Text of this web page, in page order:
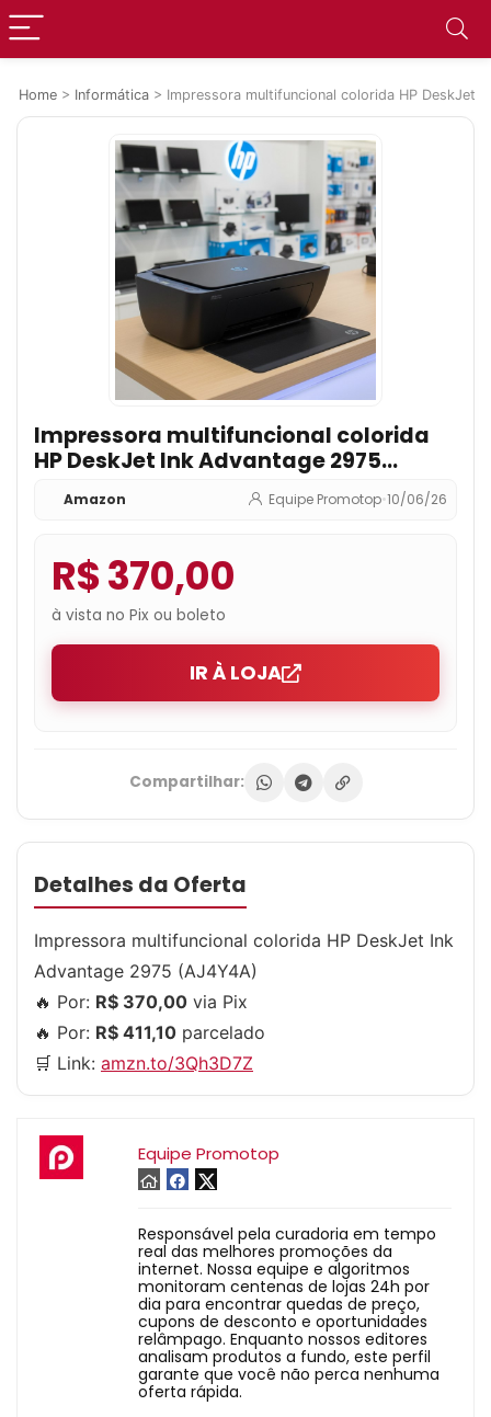
Home > Informática > Impressora multifuncional colorida HP DeskJet
Impressora multifuncional colorida
HP DeskJet Ink Advantage 2975
Amazon Equipe Promotop•10/06/26
R$ 370,00
à vista no Pix ou boleto
IR À LOJA
Compartilhar:
Detalhes da Oferta
Impressora multifuncional colorida HP DeskJet Ink
Advantage 2975 (AJ4Y4A)
🔥 Por: R$ 370,00 via Pix
🔥 Por: R$ 411,10 parcelado
🛒 Link: amzn.to/3Qh3D7Z
Equipe Promotop
Responsável pela curadoria em tempo
real das melhores promoções da
internet. Nossa equipe e algoritmos
monitoram centenas de lojas 24h por
dia para encontrar quedas de preço,
cupons de desconto e oportunidades
relâmpago. Enquanto nossos editores
analisam produtos a fundo, este perfil
garante que você não perca nenhuma
oferta rápida.